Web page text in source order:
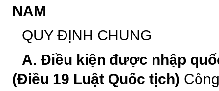
NAM
QUY ĐỊNH CHUNG
A. Điều kiện được nhập
(Điều 19 Luật Quốc tịch)